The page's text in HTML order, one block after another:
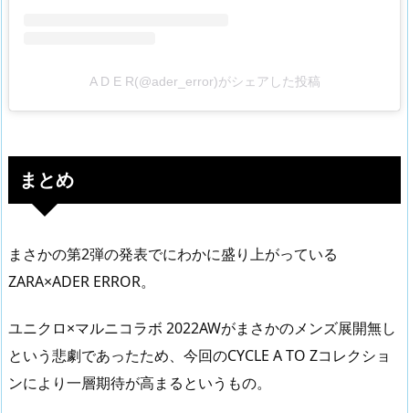
A D E R(@ader_error)がシェアした投稿
まとめ
まさかの第2弾の発表でにわかに盛り上がっている
ZARA×ADER ERROR。
ユニクロ×マルニコラボ 2022AWがまさかのメンズ展開無し
という悲劇であったため、今回のCYCLE A TO Zコレクショ
ンにより一層期待が高まるというもの。